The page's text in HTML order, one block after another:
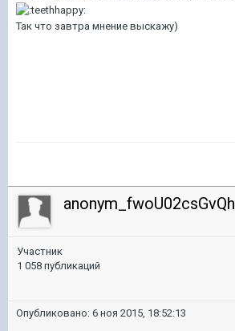
Так что завтра мнение выскажу)
anonym_fwoU02csGvQh
Участник
1 058 публикаций
Опубликовано: 6 ноя 2015, 18:52:13